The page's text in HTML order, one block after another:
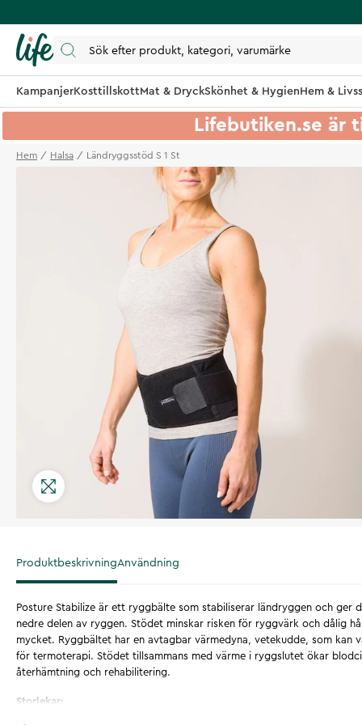
KampanjerKosttillskottMat & DryckSkönhet & HygienHem &
Lifebutiken.se är
Hem Halsa Ländryggsstöd S 1 St
ProduktbeskrivningAnvändning
Posture Stabilize är ett ryggbälte som stabiliserar ländryggen och ger
nedre delen av ryggen. Stödet minskar risken för ryggvärk och dålig
mycket. Ryggbältet har en avtagbar värmedyna, vetekudde, som kan
för termoterapi. Stödet tillsammans med värme i ryggslutet ökar
återhämtning och rehabilitering.
Storlekar: